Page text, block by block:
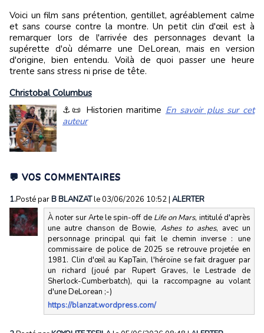
Voici un film sans prétention, gentillet, agréablement calme
et sans course contre la montre. Un petit clin d'œil est à
remarquer lors de l'arrivée des personnages devant la
supérette d'où démarre une DeLorean, mais en version
d'origine, bien entendu. Voilà de quoi passer une heure
trente sans stress ni prise de tête.
Christobal Columbus
⚓📜 Historien maritime En savoir plus sur cet
auteur
💬 VOS COMMENTAIRES
1.Posté parB BLANZATle 03/06/2026 10:52 | ALERTER
À noter sur Arte le spin-off de Life on Mars, intitulé d'après
une autre chanson de Bowie, Ashes to ashes, avec un
personnage principal qui fait le chemin inverse : une
commissaire de police de 2025 se retrouve projetée en
1981. Clin d'œil au KapTain, l'héroïne se fait draguer par
un richard (joué par Rupert Graves, le Lestrade de
Sherlock-Cumberbatch), qui la raccompagne au volant
d'une DeLorean ;-)
https://blanzat.wordpress.com/